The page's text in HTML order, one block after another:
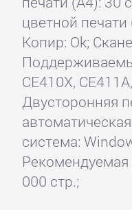
цветной
Копир: Ok;
CE410X,
Двусторонняя
система:
Рекомендуемая
000 стр.;